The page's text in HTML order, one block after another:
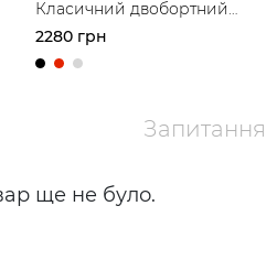
Класичний двобортний
блейзер
2280 грн
Запитання
ще не було.